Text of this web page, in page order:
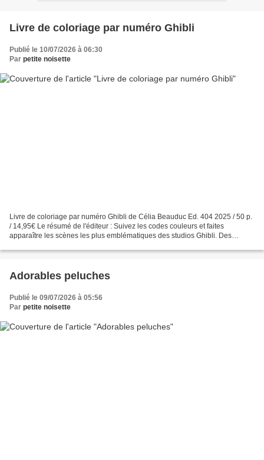
Livre de coloriage par numéro Ghibli
Publié le 10/07/2026 à 06:30
Par petite noisette
Livre de coloriage par numéro Ghibli de Célia Beauduc Ed. 404 2025 / 50 p.
/ 14,95€ Le résumé de l'éditeur : Suivez les codes couleurs et faites
apparaître les scènes les plus emblématiques des studios Ghibli. Des
Adorables peluches
Publié le 09/07/2026 à 05:56
Par petite noisette